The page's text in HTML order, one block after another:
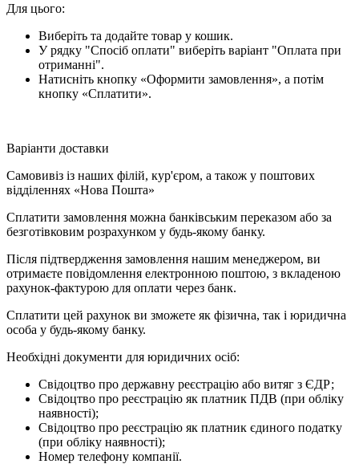
Для цього:
Виберіть та додайте товар у кошик.
У рядку "Спосіб оплати" виберіть варіант "Оплата при
отриманні".
Натисніть кнопку «Оформити замовлення», а потім
кнопку «Сплатити».
Варіанти доставки
Самовивіз із наших філій, кур'єром, а також у поштових
відділеннях «Нова Пошта»
Сплатити замовлення можна банківським переказом або за
безготівковим розрахунком у будь-якому банку.
Після підтвердження замовлення нашим менеджером, ви
отримаєте повідомлення електронною поштою, з вкладеною
рахунок-фактурою для оплати через банк.
Сплатити цей рахунок ви зможете як фізична, так і юридична
особа у будь-якому банку.
Необхідні документи для юридичних осіб:
Свідоцтво про державну реєстрацію або витяг з ЄДР;
Свідоцтво про реєстрацію як платник ПДВ (при обліку
наявності);
Свідоцтво про реєстрацію як платник єдиного податку
(при обліку наявності);
Номер телефону компанії.